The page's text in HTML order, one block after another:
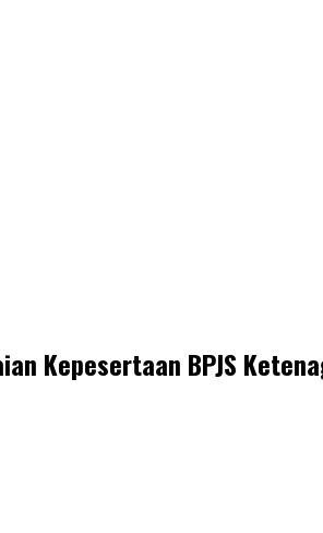
Kepesertaan BPJS